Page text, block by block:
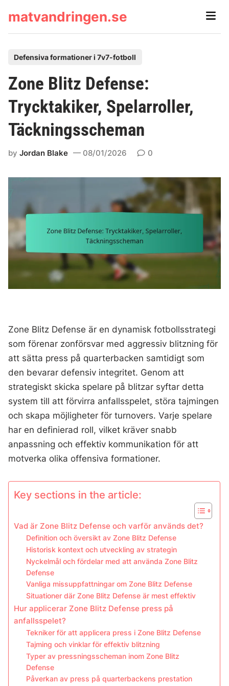
matvandringen.se
Main
s
t
e
d
n
Defensiva formationer i 7v7-fotboll
Zone Blitz Defense:
Trycktakiker, Spelarroller,
Täckningsscheman
byJordan Blake 08/01/2026 0
Zone Blitz Defense är en dynamisk fotbollsstrategi
som förenar zonförsvar med aggressiv blitzning för
att sätta press på quarterbacken samtidigt som
den bevarar defensiv integritet. Genom att
strategiskt skicka spelare på blitzar syftar detta
system till att förvirra anfallsspelet, störa tajmingen
och skapa möjligheter för turnovers. Varje spelare
har en definierad roll, vilket kräver snabb
anpassning och effektiv kommunikation för att
motverka olika offensiva formationer.
Key sections in the article:
Vad är Zone Blitz Defense och varför används det?
Definition och översikt av Zone Blitz Defense
Historisk kontext och utveckling av strategin
Nyckelmål och fördelar med att använda Zone Blitz
Defense
Vanliga missuppfattningar om Zone Blitz Defense
Situationer där Zone Blitz Defense är mest effektiv
Hur applicerar Zone Blitz Defense press på
anfallsspelet?
Tekniker för att applicera press i Zone Blitz Defense
Tajming och vinklar för effektiv blitzning
Typer av pressningsscheman inom Zone Blitz
Defense
Påverkan av press på quarterbackens prestation